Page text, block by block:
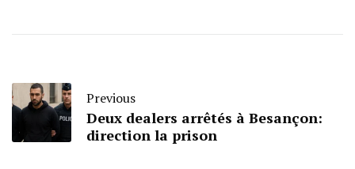
Previous
Deux dealers arrêtés à Besançon:
direction la prison